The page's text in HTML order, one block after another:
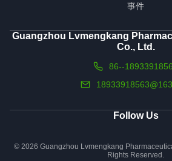
事件
Guangzhou Lvmengkang
Co., Ltd.
86--
Follow Us
© 2026 Guangzhou Lvmengkang
Rights Reserved.